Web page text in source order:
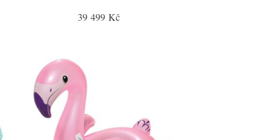
39 499 Kč